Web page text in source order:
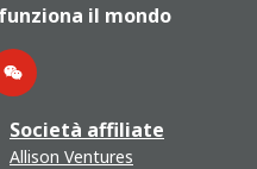
il mondo
WeChat
Società affiliate
Allison Ventures